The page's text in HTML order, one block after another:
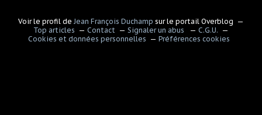
Voir le profil de Jean François Duchamp sur le portail Overblog
Top articles
Contact Signaler un abus
C.G.U.
Cookies et données personnelles
Préférences cookies